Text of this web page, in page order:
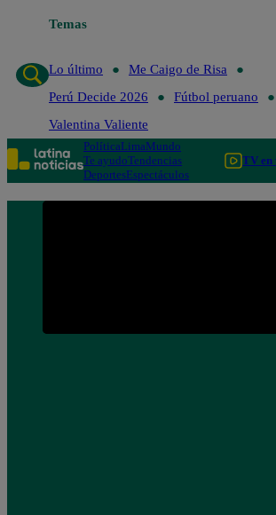
Temas
Lo último
Lo último
Me Caigo de Risa
Perú Decide 2026
Fútbol peruano
Valentina Valiente
PolíticaLimaMundo
Te ayudoTendencias
DeportesEspectáculos
TV en